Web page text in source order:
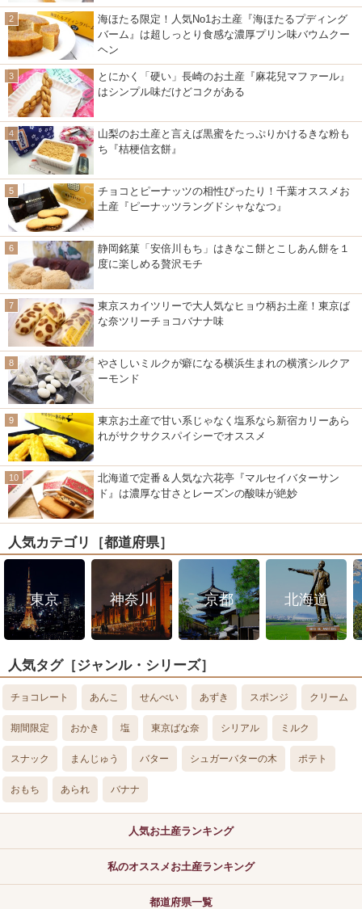
海ほたる限定！人気No1お土産『海ほたるプディング
バーム』は超しっとり食感な濃厚プリン味バウムクー
ヘン
とにかく「硬い」長崎のお土産『麻花兒マファール』
はシンプル味だけどコクがある
山梨のお土産と言えば黒蜜をたっぷりかけるきな粉も
ち『桔梗信玄餅』
チョコとピーナッツの相性ぴったり！千葉オススメお
土産『ピーナッツラングドシャななつ』
静岡銘菓「安倍川もち」はきなこ餅とこしあん餅を１
度に楽しめる贅沢モチ
東京スカイツリーで大人気なヒョウ柄お土産！東京ば
な奈ツリーチョコバナナ味
やさしいミルクが癖になる横浜生まれの横濱シルクア
ーモンド
東京お土産で甘い系じゃなく塩系なら新宿カリーあら
れがサクサクスパイシーでオススメ
北海道で定番＆人気な六花亭『マルセイバターサン
ド』は濃厚な甘さとレーズンの酸味が絶妙
人気カテゴリ［都道府県］
東京 神奈川 京都 北海道
人気タグ［ジャンル・シリーズ］
チョコレート あんこ せんべい あずき スポンジ クリーム
期間限定 おかき 塩 東京ばな奈 シリアル ミルク
スナック まんじゅう バター シュガーバターの木 ポテト
おもち あられ バナナ
人気お土産ランキング
私のオススメお土産ランキング
都道府県一覧